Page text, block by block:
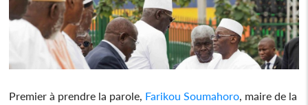
Premier à prendre la parole, Farikou Soumahoro , maire de la